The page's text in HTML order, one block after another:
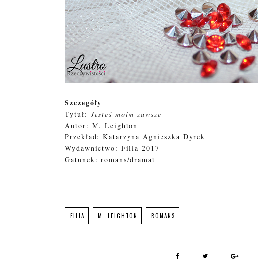
Szczegóły
Tytuł: Jesteś moim zawsze
Autor: M. Leighton
Przekład: Katarzyna Agnieszka Dyrek
Wydawnictwo: Filia 2017
Gatunek: romans/dramat
FILIA M. LEIGHTON ROMANS